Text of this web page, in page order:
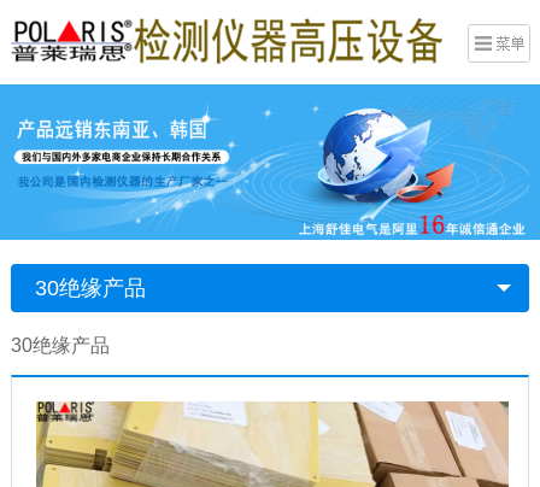
30绝缘产品
30绝缘产品